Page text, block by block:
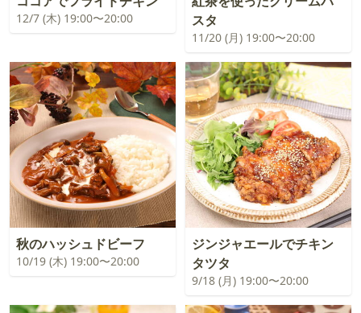
12/7 (木) 19:00〜20:00
スタ
11/20 (月) 19:00〜20:00
秋のハッシュドビーフ
10/19 (木) 19:00〜20:00
ジンジャエールでチキン
タツタ
9/18 (月) 19:00〜20:00